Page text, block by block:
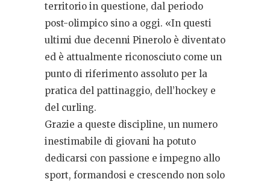
territorio in questione, dal periodo
post-olimpico sino a oggi. «In questi
ultimi due decenni Pinerolo è diventato
ed è attualmente riconosciuto come un
punto di riferimento assoluto per la
pratica del pattinaggio, dell’hockey e
del curling.
Grazie a queste discipline, un numero
inestimabile di giovani ha potuto
dedicarsi con passione e impegno allo
sport, formandosi e crescendo non solo